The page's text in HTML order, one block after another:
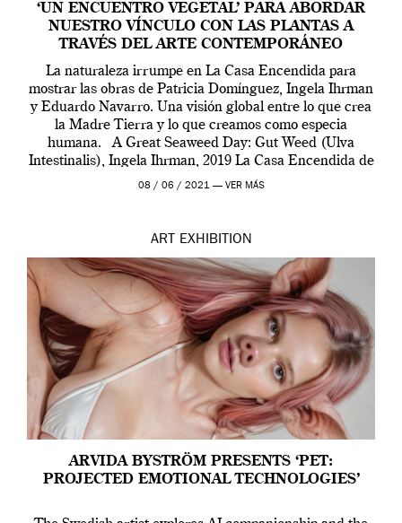
‘UN ENCUENTRO VEGETAL’ PARA ABORDAR
NUESTRO VÍNCULO CON LAS PLANTAS A
TRAVÉS DEL ARTE CONTEMPORÁNEO
La naturaleza irrumpe en La Casa Encendida para
mostrar las obras de Patricia Domínguez, Ingela Ihrman
y Eduardo Navarro. Una visión global entre lo que crea
la Madre Tierra y lo que creamos como especia
humana. A Great Seaweed Day: Gut Weed (Ulva
Intestinalis), Ingela Ihrman, 2019 La Casa Encendida de
Madrid y la Wellcome […]
08 / 06 / 2021 — VER MÁS
ART EXHIBITION
ARVIDA BYSTRÖM PRESENTS ‘PET:
PROJECTED EMOTIONAL TECHNOLOGIES’